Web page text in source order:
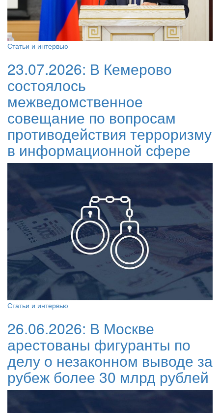
Статьи и интервью
23.07.2026: В Кемерово
состоялось
межведомственное
совещание по вопросам
противодействия терроризму
в информационной сфере
Статьи и интервью
26.06.2026: В Москве
арестованы фигуранты по
делу о незаконном выводе за
рубеж более 30 млрд рублей